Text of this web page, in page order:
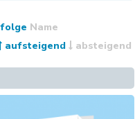
Name
aufsteigend
absteigend